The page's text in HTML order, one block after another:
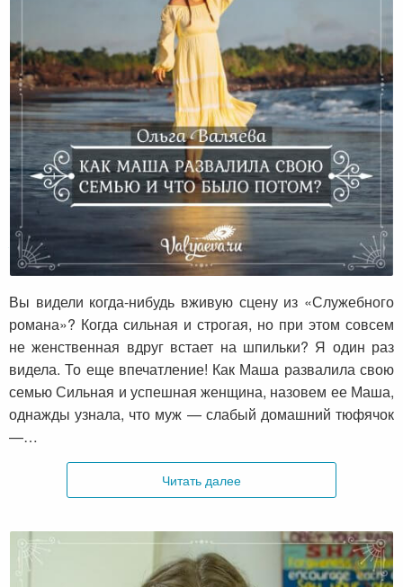
Как Маша развалила свою семью и что
было потом?
Вы видели когда-нибудь вживую сцену из «Служебного
романа»? Когда сильная и строгая, но при этом совсем
не женственная вдруг встает на шпильки? Я один раз
видела. То еще впечатление! Как Маша развалила свою
семью Сильная и успешная женщина, назовем ее Маша,
однажды узнала, что муж — слабый домашний тюфячок
—…
Читать далее